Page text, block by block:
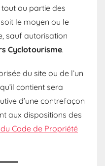
ou partie des
le moyen ou le
sauf autorisation
Cyclotourisme.
du site ou de l’un
contient sera
d’une contrefaçon
aux dispositions des
Code de Propriété